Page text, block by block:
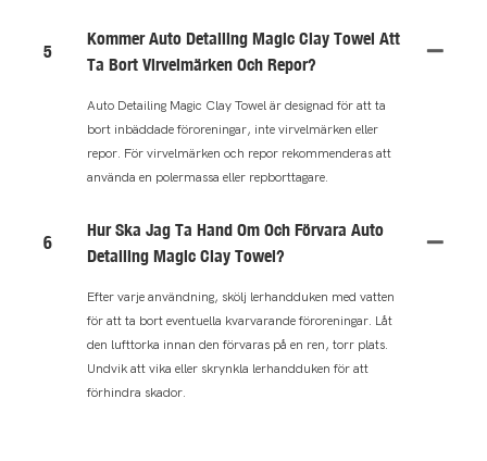
5
Kommer Auto Detailing Magic Clay Towel Att
Ta Bort Virvelmärken Och Repor?
Auto Detailing Magic Clay Towel är designad för att ta
bort inbäddade föroreningar, inte virvelmärken eller
repor. För virvelmärken och repor rekommenderas att
använda en polermassa eller repborttagare.
6
Hur Ska Jag Ta Hand Om Och Förvara Auto
Detailing Magic Clay Towel?
Efter varje användning, skölj lerhandduken med vatten
för att ta bort eventuella kvarvarande föroreningar. Låt
den lufttorka innan den förvaras på en ren, torr plats.
Undvik att vika eller skrynkla lerhandduken för att
förhindra skador.